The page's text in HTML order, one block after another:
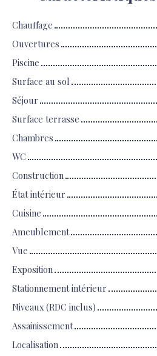
Chauffage
Ouvertures
Piscine
Surface au sol
Séjour
Surface terrasse
Chambres
WC
Construction
État intérieur
Cuisine
Ameublement
Vue
Exposition
Stationnement intérieur
Niveaux (RDC inclus)
Assainissement
Localisation